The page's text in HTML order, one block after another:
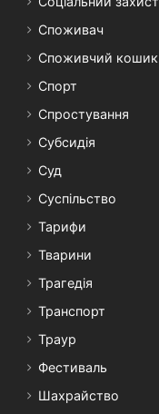
Споживач
Споживчий кошик
Спорт
Спростування
Субсидія
Суд
Суспільство
Тарифи
Тварини
Трагедія
Транспорт
Траур
Фестиваль
Шахрайство